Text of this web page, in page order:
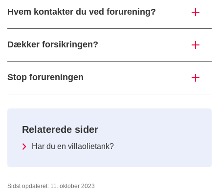
Hvem kontakter du ved forurening?
Dækker forsikringen?
Stop forureningen
Relaterede sider
Har du en villaolietank?
Sidst opdateret: 11. oktober 2023